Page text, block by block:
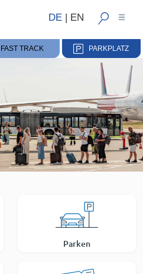
DE | EN
FAST TRACK PARKPLATZ
Parken